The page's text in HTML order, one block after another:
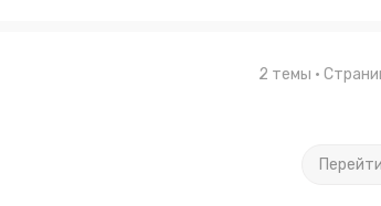
2 темы •
Перейти